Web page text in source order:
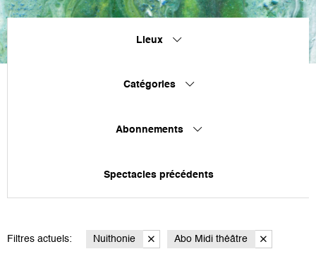
Lieux
Catégories
Abonnements
Spectacles précédents
Filtres actuels: Nuithonie Abo Midi théâtre